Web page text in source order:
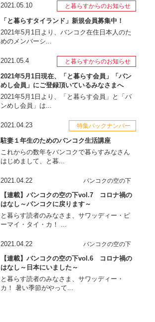
2021.05.10 と暮らすからのお知らせ
「と暮らすタイランド」新規会員募集中！
2021年5月1日より、バンコク在住日本人のた
めのメンバーシ...
2021.05.4 と暮らすからのお知らせ
2021年5月1日現在、「と暮らす会員」「バン
めし会員」にご登録頂いているみなさまへ
2021年5月1日より、「と暮らす会員」と「バ
ンめし会員」は...
2021.04.23 特集バックナンバー
駐妻１年生のためのバンコク生活講座
これからの数年をバンコクで暮らすみなさん
はじめまして、と暮...
2021.04.22 バンコクの空の下
【連載】バンコクの空の下vol.7 コロナ禍の
はなし～バンコクに戻ります～
と暮らす読者のみなさま、サワッディー・ピ
ーマイ・タイ・カ！ ...
2021.04.22 バンコクの空の下
【連載】バンコクの空の下vol.6 コロナ禍の
はなし～日本にいました～
と暮らす読者のみなさま、サワッディー・
カ！ 暑い季節がやって...